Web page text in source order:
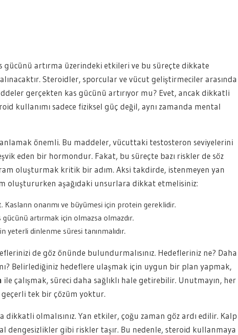
gücünü artırma üzerindeki etkileri ve bu süreçte dikkate
Steroidler, sporcular ve vücut geliştirmeciler arasında
gerçekten kas gücünü artırıyor mu? Evet, ancak dikkatli
kullanımı sadece fiziksel güç değil, aynı zamanda mental
anlamak önemli. Bu maddeler, vücuttaki testosteron seviyelerini
eden bir hormondur. Fakat, bu süreçte bazı riskler de söz
oluşturmak kritik bir adım. Aksi takdirde, istenmeyen yan
oluştururken aşağıdaki unsurlara dikkat etmelisiniz:
Kasların onarımı ve büyümesi için protein gereklidir.
gücünü artırmak için olmazsa olmazdır.
yeterli dinlenme süresi tanınmalıdır.
de göz önünde bulundurmalısınız. Hedefleriniz ne? Daha
Belirlediğiniz hedeflere ulaşmak için uygun bir plan yapmak,
ile çalışmak, süreci daha sağlıklı hale getirebilir. Unutmayın, her
geçerli tek bir çözüm yoktur.
dikkatli olmalısınız. Yan etkiler, çoğu zaman göz ardı edilir. Kalp
dengesizlikler gibi riskler taşır. Bu nedenle, steroid kullanmaya